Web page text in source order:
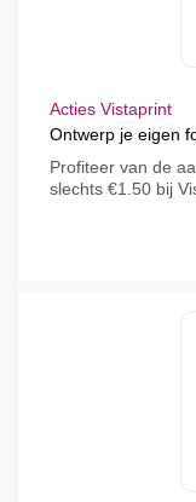
Acties Vistaprint
Ontwerp je eigen
Profiteer van de
slechts €1.50 bij